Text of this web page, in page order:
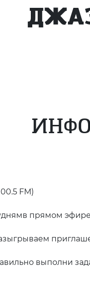
FM)
прямом
выполни